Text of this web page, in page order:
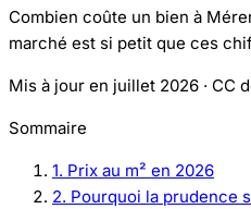
Combien coûte un bien à
marché est si petit que ces
Mis à jour en juillet 2026 · CC
Sommaire
1. Prix au m² en 2026
2. Pourquoi la prudence